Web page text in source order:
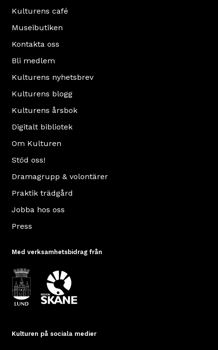
Kulturens café
Museibutiken
Kontakta oss
Bli medlem
Kulturens nyhetsbrev
Kulturens blogg
Kulturens årsbok
Digitalt bibliotek
Om Kulturen
Stöd oss!
Dramagrupp & volontärer
Praktik trädgård
Jobba hos oss
Press
Med verksamhetsbidrag från
Kulturen på sociala medier